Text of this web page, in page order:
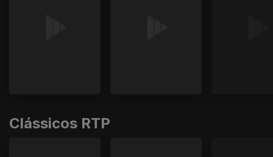
Clássicos RTP